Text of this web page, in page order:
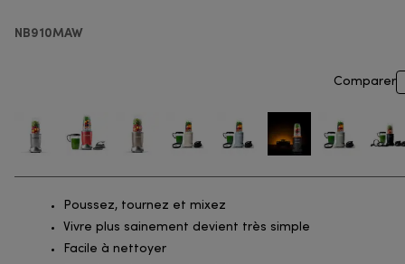
NB910MAW
Comparer
Poussez, tournez et mixez
Vivre plus sainement devient très simple
Facile à nettoyer